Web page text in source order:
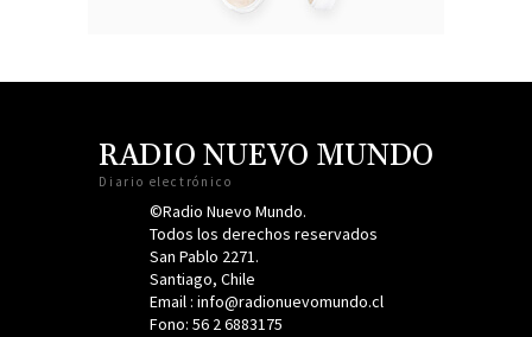
RADIO NUEVO MUNDO
Diario electrónico
©Radio Nuevo Mundo.
Todos los derechos reservados
San Pablo 2271.
Santiago, Chile
Email : info@radionuevomundo.cl
Fono: 56 2 6883175